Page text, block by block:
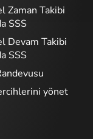
Zaman Takibi
SSS
Devam Takibi
SSS
yönet